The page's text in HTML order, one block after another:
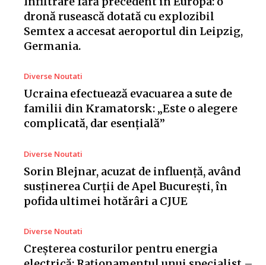
dronă rusească dotată cu explozibil
Semtex a accesat aeroportul din Leipzig,
Germania.
Diverse Noutati
Ucraina efectuează evacuarea a sute de
familii din Kramatorsk: „Este o alegere
complicată, dar esențială”
Diverse Noutati
Sorin Blejnar, acuzat de influență, având
susținerea Curții de Apel București, în
pofida ultimei hotărâri a CJUE
Diverse Noutati
Creșterea costurilor pentru energia